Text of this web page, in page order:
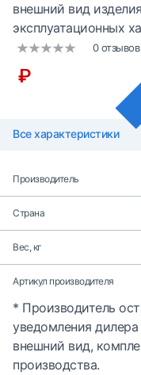
внешний вид
эксплуатационных
0 отзывов
₽
Все характеристики
Производитель
Страна
Вес, кг
Артикул производителя
* Производитель
уведомления
внешний вид,
производства.